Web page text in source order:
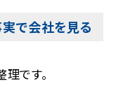
実で会社を見る
です。